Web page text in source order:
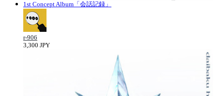
1st Concept Album「会話記録」
r-906
3,300 JPY